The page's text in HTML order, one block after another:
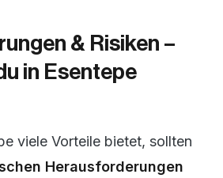
& Risiken –
in Esentepe
viele Vorteile bietet, sollten
Herausforderungen